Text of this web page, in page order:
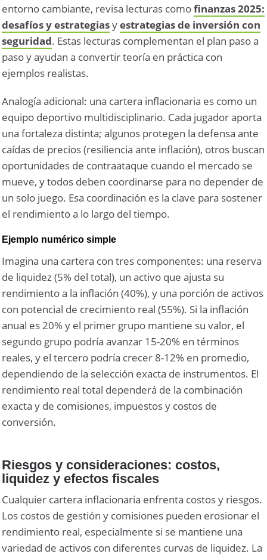
entorno cambiante, revisa lecturas comofinanzas 2025:
desafíos y estrategiasyestrategias de inversión con
seguridad. Estas lecturas complementan el plan paso a
paso y ayudan a convertir teoría en práctica con
ejemplos realistas.
Analogía adicional: una cartera inflacionaria es como un
equipo deportivo multidisciplinario. Cada jugador aporta
una fortaleza distinta; algunos protegen la defensa ante
caídas de precios (resiliencia ante inflación), otros buscan
oportunidades de contraataque cuando el mercado se
mueve, y todos deben coordinarse para no depender de
un solo juego. Esa coordinación es la clave para sostener
el rendimiento a lo largo del tiempo.
Ejemplo numérico simple
Imagina una cartera con tres componentes: una reserva
de liquidez (5% del total), un activo que ajusta su
rendimiento a la inflación (40%), y una porción de activos
con potencial de crecimiento real (55%). Si la inflación
anual es 20% y el primer grupo mantiene su valor, el
segundo grupo podría avanzar 15-20% en términos
reales, y el tercero podría crecer 8-12% en promedio,
dependiendo de la selección exacta de instrumentos. El
rendimiento real total dependerá de la combinación
exacta y de comisiones, impuestos y costos de
conversión.
Riesgos y consideraciones: costos,
liquidez y efectos fiscales
Cualquier cartera inflacionaria enfrenta costos y riesgos.
Los costos de gestión y comisiones pueden erosionar el
rendimiento real, especialmente si se mantiene una
variedad de activos con diferentes curvas de liquidez. La